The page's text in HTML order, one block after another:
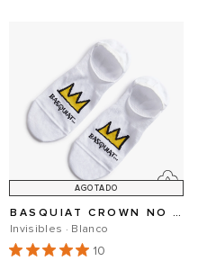
AGOTADO
BASQUIAT CROWN NO SHOW
Invisibles · Blanco
10